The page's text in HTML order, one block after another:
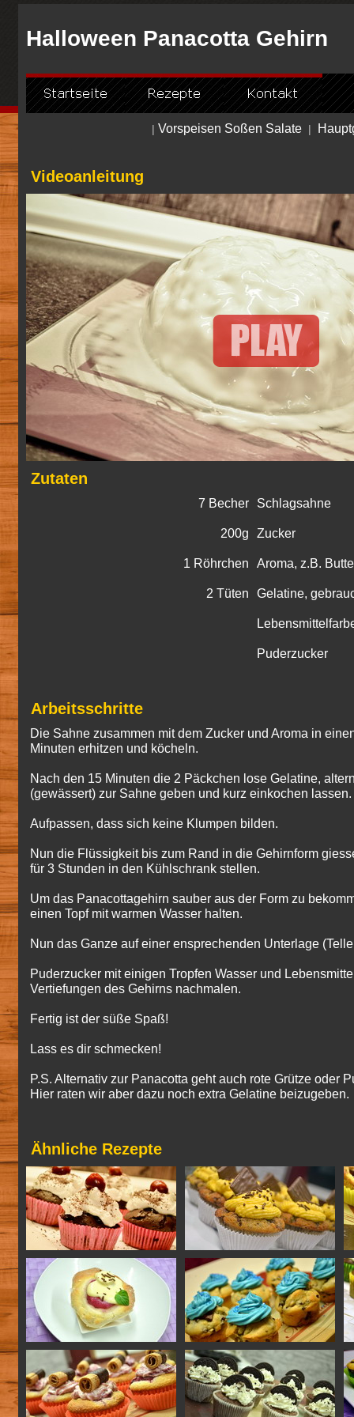
Halloween Panacotta Gehirn
| Vorspeisen Soßen Salate|
Videoanleitung
Zutaten
7 Becher
200g
1 Röhrchen
2 Tüten
Schlagsahne
Zucker
Aroma, z.B.
Gelatine,
Puderzucker
Arbeitsschritte
Die Sahne zusammen mit dem Zucker und Aroma in
Minuten erhitzen und köcheln.
Nach den 15 Minuten die 2 Päckchen lose Gelatine,
(gewässert) zur Sahne geben und kurz einkochen lassen.
Aufpassen, dass sich keine Klumpen bilden.
Nun die Flüssigkeit bis zum Rand in die Gehirnform
für 3 Stunden in den Kühlschrank stellen.
Um das Panacottagehirn sauber aus der Form zu
einen Topf mit warmen Wasser halten.
Nun das Ganze auf einer ensprechenden Unterlage
Puderzucker mit einigen Tropfen Wasser und
Vertiefungen des Gehirns nachmalen.
Fertig ist der süße Spaß!
Lass es dir schmecken!
P.S. Alternativ zur Panacotta geht auch rote Grütze oder
Hier raten wir aber dazu noch extra Gelatine beizugeben.
Ähnliche Rezepte